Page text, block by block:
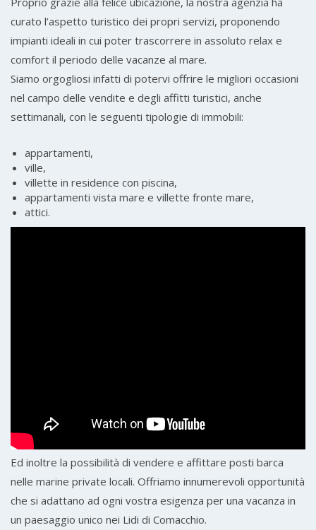
curato l’aspetto turistico dei propri servizi, proponendo
impianti ideali in cui poter trascorrere in assoluto relax e
comfort il periodo delle vacanze al mare.
Siamo orgogliosi infatti di potervi offrire le migliori occasioni
nel campo delle vendite e degli affitti turistici, anche
settimanali, con le seguenti tipologie di immobili:
appartamenti,
ville,
villette in residence con piscina,
appartamenti vista mare e villette fronte mare,
attici.
Ed inoltre la possibilità di vendere e affittare posti barca
nelle marine private locali. Offriamo innumerevoli opportunità
che si adattano ad ogni vostra esigenza per una vacanza in
un paesaggio unico nei Lidi di Comacchio.